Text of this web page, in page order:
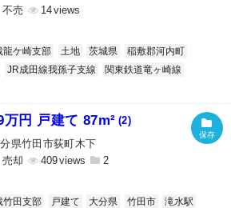
不売
14
龍ケ崎支部 土地 茨城県
稲敷郡河内町
JR成田線我孫子支線
関東鉄道竜ヶ崎線
万円 戸建て 87m² (2)
県竹田市荻町木下
売却
409 2
竹田支部 戸建て 大分県 竹田市
滝水駅